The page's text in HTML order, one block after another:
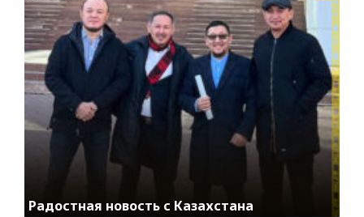
Радостная новость с Казахстана